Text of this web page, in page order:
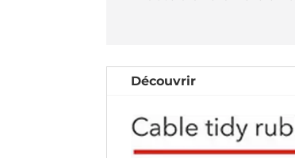
Découvrir